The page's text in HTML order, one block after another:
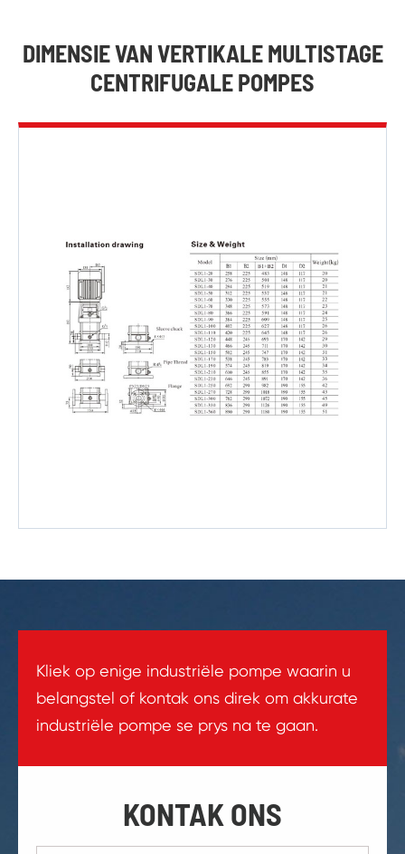
DIMENSIE VAN VERTIKALE MULTISTAGE
CENTRIFUGALE POMPES
Kliek op enige industriële pompe waarin u
belangstel of kontak ons direk om akkurate
industriële pompe se prys na te gaan.
KONTAK ONS